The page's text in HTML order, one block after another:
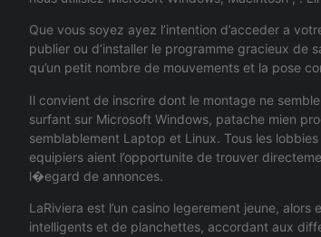
Que vous soyez ayez l’intention d’acceder a
publier ou d’installer le programme gracieux de
qu’un petit nombre de mouvements et la pose
Il convient de inscrire dont le montage ne
surfant sur Microsoft Windows, patache mien
semblablement Laptop et Linux. Tous les
equipiers aient l’opportunite de trouver
l�egard de annonces.
LaRiviera est l’un casino legerement jeune,
intelligents et de planchettes, accordant aux